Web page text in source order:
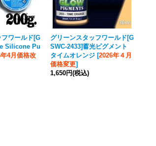
ワールド[G
Silicone Pu
4月価格改
グリーンスタッフワールド[G
SWC-2433]蓄光ピグメント
タイムオレンジ [2026年４月
価格変更]
1,650円(税込)